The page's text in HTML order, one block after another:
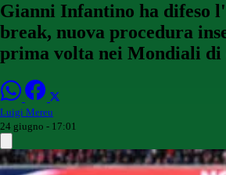
Gianni Infantino ha difeso
break, nuova procedura
prima volta nei Mondiali di
Luigi Mereu
24 giugno - 17:01